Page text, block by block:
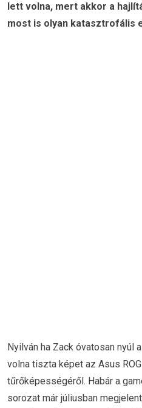
lett volna, mert akkor a
most is olyan katasztrofális
Nyilván ha Zack óvatosan nyúl
volna tiszta képet az Asus
tűrőképességéről. Habár a
sorozat már júliusban